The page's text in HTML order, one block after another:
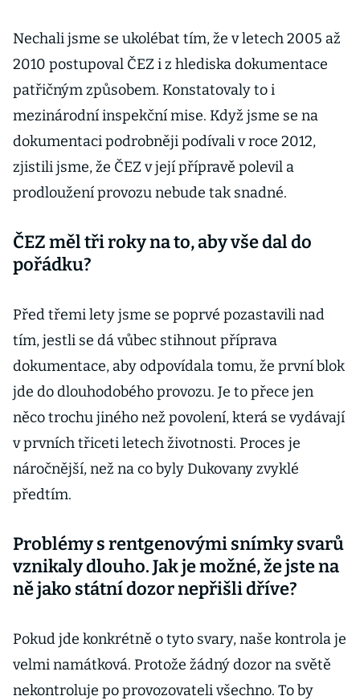
Nechali jsme se ukolébat tím, že v letech 2005 až
2010 postupoval ČEZ i z hlediska dokumentace
patřičným způsobem. Konstatovaly to i
mezinárodní inspekční mise. Když jsme se na
dokumentaci podrobněji podívali v roce 2012,
zjistili jsme, že ČEZ v její přípravě polevil a
prodloužení provozu nebude tak snadné.
ČEZ měl tři roky na to, aby vše dal do
pořádku?
Před třemi lety jsme se poprvé pozastavili nad
tím, jestli se dá vůbec stihnout příprava
dokumentace, aby odpovídala tomu, že první blok
jde do dlouhodobého provozu. Je to přece jen
něco trochu jiného než povolení, která se vydávají
v prvních třiceti letech životnosti. Proces je
náročnější, než na co byly Dukovany zvyklé
předtím.
Problémy s rentgenovými snímky svarů
vznikaly dlouho. Jak je možné, že jste na
ně jako státní dozor nepřišli dříve?
Pokud jde konkrétně o tyto svary, naše kontrola je
velmi namátková. Protože žádný dozor na světě
nekontroluje po provozovateli všechno. To by